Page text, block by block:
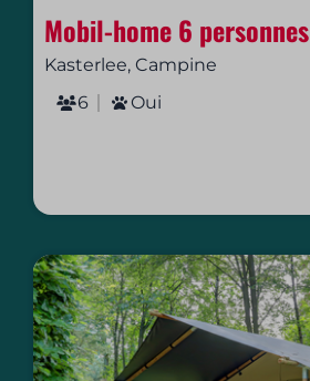
Mobil-home 6 personnes
Kasterlee, Campine
6
Oui